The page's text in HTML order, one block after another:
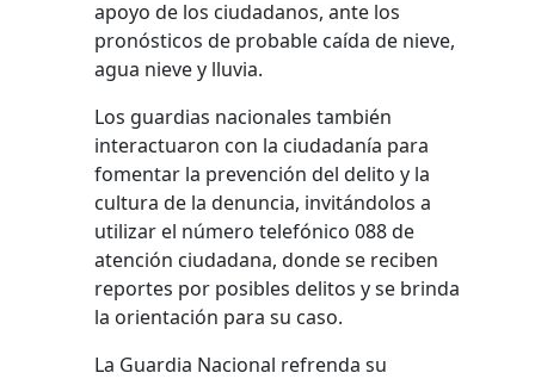
apoyo de los ciudadanos, ante los
pronósticos de probable caída de nieve,
agua nieve y lluvia.
Los guardias nacionales también
interactuaron con la ciudadanía para
fomentar la prevención del delito y la
cultura de la denuncia, invitándolos a
utilizar el número telefónico 088 de
atención ciudadana, donde se reciben
reportes por posibles delitos y se brinda
la orientación para su caso.
La Guardia Nacional refrenda su